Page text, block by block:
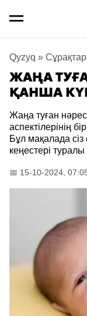
Qyzyq » Сұрақтар
ЖАҢА
ҚАНША
Жаңа туған
аспектілерінің
Бұл мақалада
кеңестері
📅 15-10-2024,